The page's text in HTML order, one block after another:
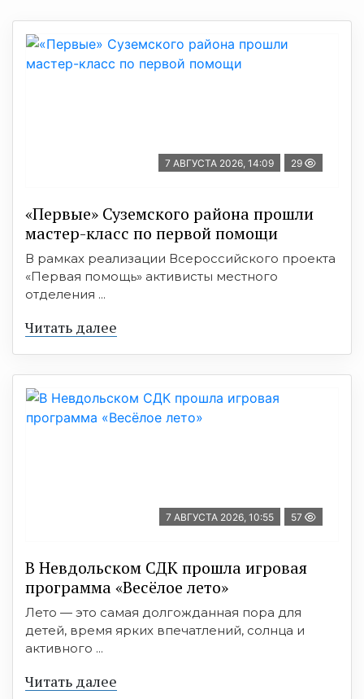
7 АВГУСТА 2026, 14:09 29
«Первые» Суземского района прошли
мастер-класс по первой помощи
В рамках реализации Всероссийского проекта
«Первая помощь» активисты местного
отделения ...
Читать далее
7 АВГУСТА 2026, 10:55 57
В Невдольском СДК прошла игровая
программа «Весёлое лето»
Лето — это самая долгожданная пора для
детей, время ярких впечатлений, солнца и
активного ...
Читать далее